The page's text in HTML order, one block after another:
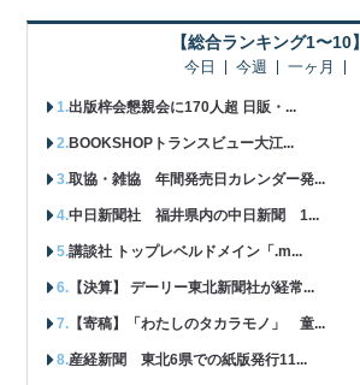
【総合ランキング1〜10】
今日 今週 一ヶ月
出版梓会懇親会に170人超 日販・...
BOOKSHOPトランスビュー大江...
取協・雑協 年間発売日カレンダー発...
中日新聞社 福井県内の中日新聞 1...
講談社 トップレベルドメイン「.m...
【決算】 デーリー東北新聞社が経常...
【寄稿】「わたしのタカラモノ」 童...
産経新聞 東北6県での紙版発行11...